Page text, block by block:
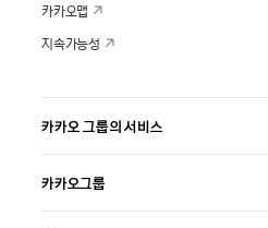
카카오맵
지속가능성
카카오 그룹의 서비스
카카오그룹